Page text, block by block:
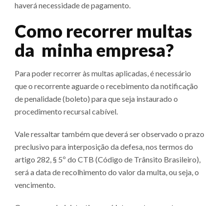
haverá necessidade de pagamento.
Como recorrer multas
da minha empresa?
Para poder recorrer às multas aplicadas, é necessário
que o recorrente aguarde o recebimento da notificação
de penalidade (boleto) para que seja instaurado o
procedimento recursal cabível.
Vale ressaltar também que deverá ser observado o prazo
preclusivo para interposição da defesa, nos termos do
artigo 282, § 5º do CTB (Código de Trânsito Brasileiro),
será a data de recolhimento do valor da multa, ou seja, o
vencimento.